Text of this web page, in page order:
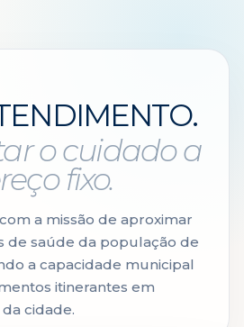
o cuidado a
fixo.
a missão de aproximar
de saúde da população de
a capacidade municipal
itinerantes em
cidade.